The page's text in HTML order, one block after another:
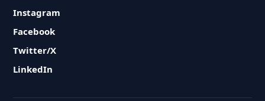
Instagram
Facebook
Twitter/X
LinkedIn